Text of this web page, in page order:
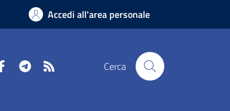
Accedi all'area personale
FacebookTelegram Cerca